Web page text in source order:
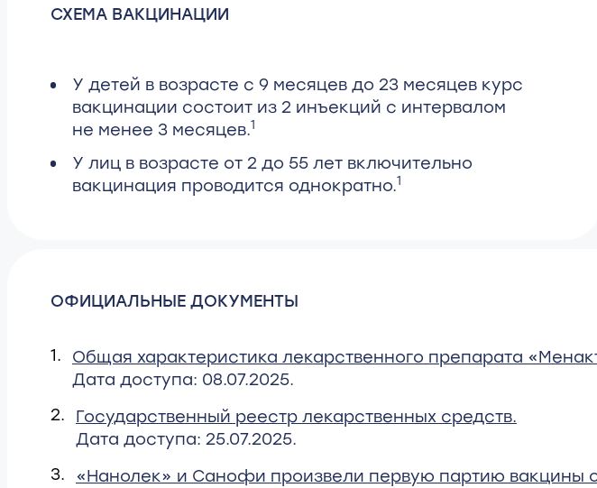
СХЕМА ВАКЦИНАЦИИ
У детей в возрасте с 9 месяцев до 23 месяцев курс
вакцинации состоит из 2 инъекций с интервалом
не менее 3 месяцев.1
У лиц в возрасте от 2 до 55 лет включительно
вакцинация проводится однократно.1
ОФИЦИАЛЬНЫЕ ДОКУМЕНТЫ
1.
Общая характеристика лекарственного препарата
Дата доступа: 08.07.2025.
2.
Государственный реестр лекарственных средств.
Дата доступа: 25.07.2025.
3.
«Нанолек» и Санофи произвели первую партию вакцины